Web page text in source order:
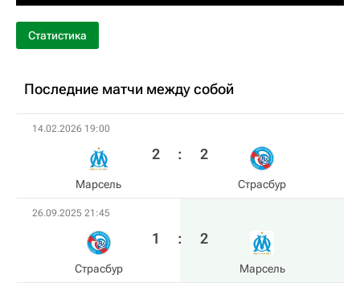
Статистика
Последние матчи между собой
14.02.2026 19:00
Марсель
2 : 2
Страсбур
26.09.2025 21:45
Страсбур
1 : 2
Марсель